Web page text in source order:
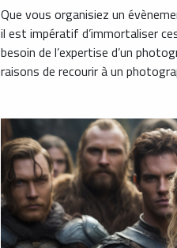
Que vous organisiez un
il est impératif d’immortaliser
besoin de l’expertise d’un
raisons de recourir à un